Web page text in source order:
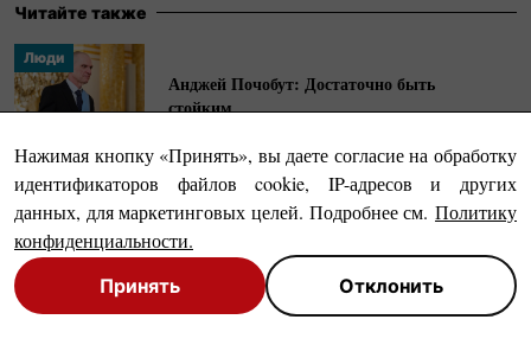
Читайте также
Люди
Анджей Почобут: Достаточно быть
стойким
Люди
Войцех Смажовский. Неудобный режиссер
польского кино
Нажимая кнопку «Принять», вы даете согласие на обработку
идентификаторов файлов cookie, IP-адресов и других
данных, для маркетинговых целей. Подробнее см. Политику
конфиденциальности.
Принять Отклонить